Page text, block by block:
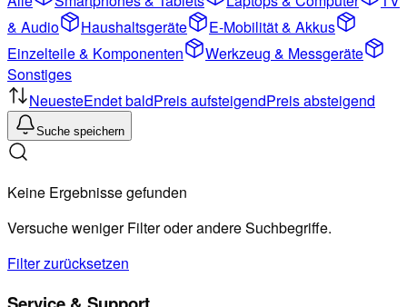
& Audio
Haushaltsgeräte
E-Mobilität & Akkus
Einzelteile & Komponenten
Werkzeug & Messgeräte
Sonstiges
NeuesteEndet baldPreis aufsteigendPreis absteigend
Suche speichern
Keine Ergebnisse gefunden
Versuche weniger Filter oder andere Suchbegriffe.
Filter zurücksetzen